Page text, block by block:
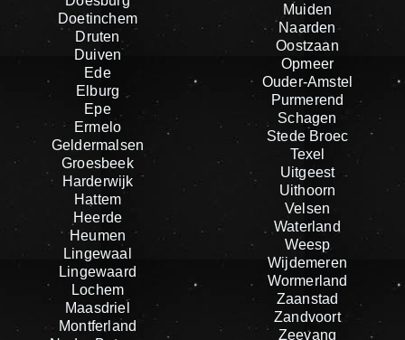
Doetinchem
Druten
Duiven
Ede
Elburg
Epe
Ermelo
Geldermalsen
Groesbeek
Harderwijk
Hattem
Heerde
Heumen
Lingewaal
Lingewaard
Lochem
Maasdriel
Montferland
Muiden
Naarden
Oostzaan
Opmeer
Ouder-Amstel
Purmerend
Schagen
Stede Broec
Texel
Uitgeest
Uithoorn
Velsen
Waterland
Weesp
Wijdemeren
Wormerland
Zaanstad
Zandvoort
Zeevang